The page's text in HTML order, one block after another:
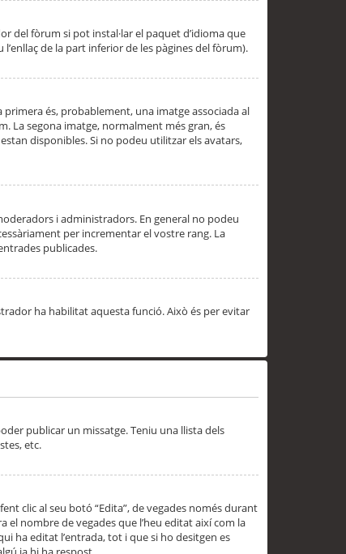
del fòrum si pot instal·lar el paquet d’idioma que
de la part inferior de les pàgines del fòrum).
és, probablement, una imatge associada al
La segona imatge, normalment més gran, és
disponibles. Si no podeu utilitzar els avatars,
i administradors. En general no podeu
per incrementar el vostre rang. La
publicades.
ha habilitat aquesta funció. Això és per evitar
publicar un missatge. Teniu una llista dels
etc.
clic al seu botó “Edita”, de vegades només durant
nombre de vegades que l’heu editat així com la
ha editat l’entrada, tot i que si ho desitgen es